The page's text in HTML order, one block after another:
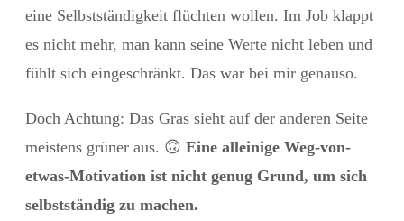
eine Selbstständigkeit flüchten wollen. Im Job klappt
es nicht mehr, man kann seine Werte nicht leben und
fühlt sich eingeschränkt. Das war bei mir genauso.
Doch Achtung: Das Gras sieht auf der anderen Seite
meistens grüner aus. 🙃 Eine alleinige Weg-von-
etwas-Motivation ist nicht genug Grund, um sich
selbstständig zu machen.